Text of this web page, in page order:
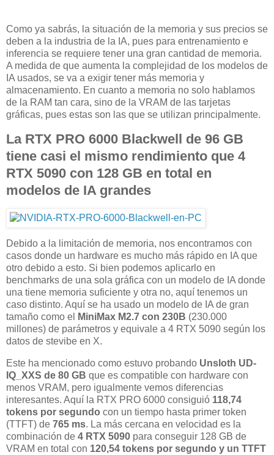
Como ya sabrás, la situación de la memoria y sus precios se
deben a la industria de la IA, pues para entrenamiento e
inferencia se requiere tener una gran cantidad de memoria.
A medida de que aumenta la complejidad de los modelos de
IA usados, se va a exigir tener más memoria y
almacenamiento. En cuanto a memoria no solo hablamos
de la RAM tan cara, sino de la VRAM de las tarjetas
gráficas, pues estas son las que se utilizan principalmente.
La RTX PRO 6000 Blackwell de 96 GB
tiene casi el mismo rendimiento que 4
RTX 5090 con 128 GB en total en
modelos de IA grandes
Debido a la limitación de memoria, nos encontramos con
casos donde un hardware es mucho más rápido en IA que
otro debido a esto. Si bien podemos aplicarlo en
benchmarks de una sola gráfica con un modelo de IA donde
una tiene memoria suficiente y otra no, aquí tenemos un
caso distinto. Aquí se ha usado un modelo de IA de gran
tamaño como el
MiniMax M2.7 con 230B (230.000
millones) de parámetros y equivale a 4 RTX 5090 según los
datos de stevibe en X.
Este ha mencionado como estuvo probando Unsloth UD-
IQ_XXS de 80 GB que es compatible con hardware con
menos VRAM, pero igualmente vemos diferencias
interesantes. Aquí la RTX PRO 6000 consiguió 118,74
tokens por segundo con un tiempo hasta primer token
(TTFT) de 765 ms. La más cercana en velocidad es la
combinación de 4 RTX 5090 para conseguir 128 GB de
VRAM en total con 120,54 tokens por segundo y un TTFT